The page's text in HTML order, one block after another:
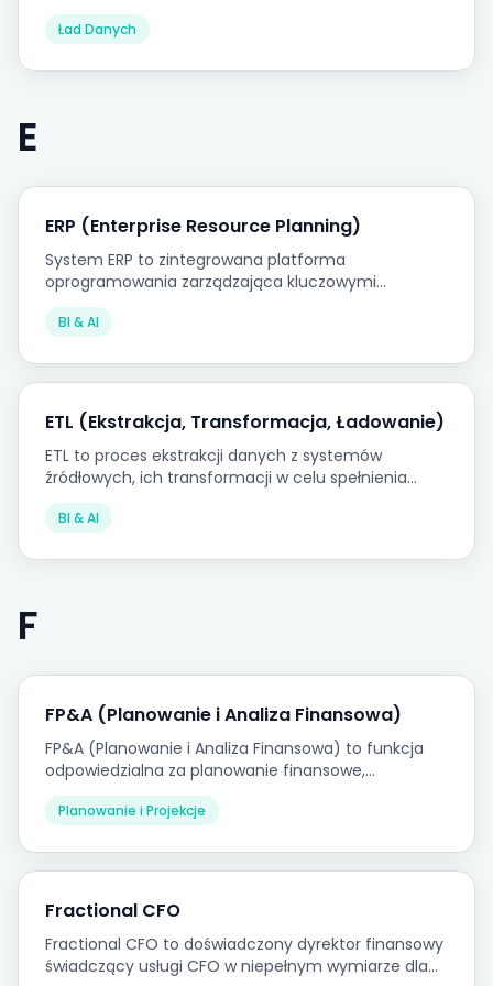
przed zaakceptowaniem do systemu, zapobiegając
propagowaniu się nierzetelnych danych przez
Ład Danych
E
ERP (Enterprise Resource Planning)
System ERP to zintegrowana platforma
oprogramowania zarządzająca kluczowymi
procesami biznesowymi w ramach jednej bazy
danych, stanowiąca transakcyjny fundament
BI & AI
ETL (Ekstrakcja, Transformacja, Ładowanie)
ETL to proces ekstrakcji danych z systemów
źródłowych, ich transformacji w celu spełnienia
wymagań docelowych i ładowania do hurtowni
danych lub bazy danych raportowania.
BI & AI
F
FP&A (Planowanie i Analiza Finansowa)
FP&A (Planowanie i Analiza Finansowa) to funkcja
odpowiedzialna za planowanie finansowe,
budżetowanie, prognozowanie i analizę wyników
wspierającą podejmowanie decyzji przez
Planowanie i Projekcje
Fractional CFO
Fractional CFO to doświadczony dyrektor finansowy
świadczący usługi CFO w niepełnym wymiarze dla